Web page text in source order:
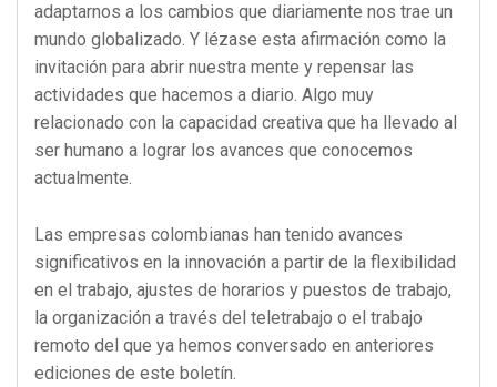
adaptarnos a los cambios que diariamente nos trae un
mundo globalizado. Y lézase esta afirmación como la
invitación para abrir nuestra mente y repensar las
actividades que hacemos a diario. Algo muy
relacionado con la capacidad creativa que ha llevado al
ser humano a lograr los avances que conocemos
actualmente.
Las empresas colombianas han tenido avances
significativos en la innovación a partir de la flexibilidad
en el trabajo, ajustes de horarios y puestos de trabajo,
la organización a través del teletrabajo o el trabajo
remoto del que ya hemos conversado en anteriores
ediciones de este boletín.